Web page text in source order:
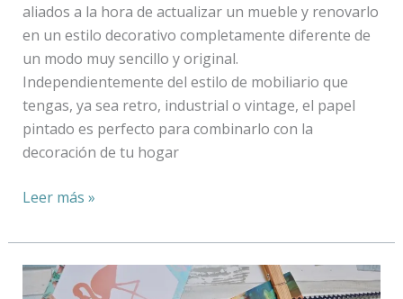
aliados a la hora de actualizar un mueble y renovarlo
en un estilo decorativo completamente diferente de
un modo muy sencillo y original.
Independientemente del estilo de mobiliario que
tengas, ya sea retro, industrial o vintage, el papel
pintado es perfecto para combinarlo con la
decoración de tu hogar
Leer más »
¿Qué